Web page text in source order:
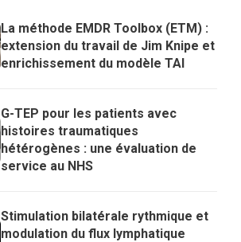
La méthode EMDR Toolbox (ETM) :
extension du travail de Jim Knipe et
enrichissement du modèle TAI
G-TEP pour les patients avec
histoires traumatiques
hétérogènes : une évaluation de
service au NHS
Stimulation bilatérale rythmique et
modulation du flux lymphatique